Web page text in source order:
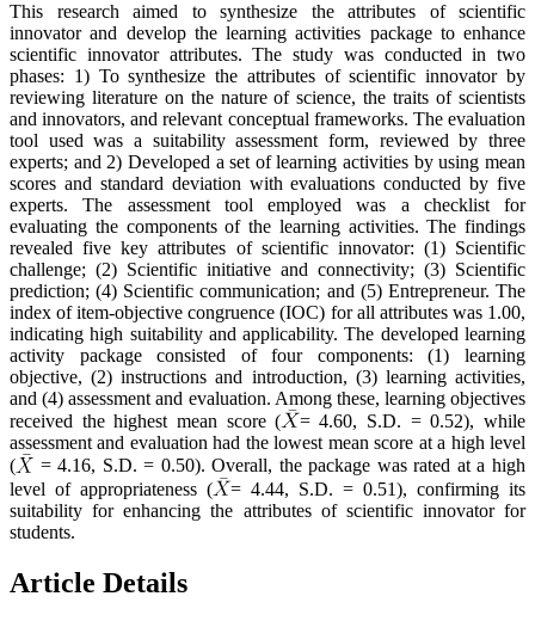
This research aimed to synthesize the attributes of scientific
innovator and develop the learning activities package to enhance
scientific innovator attributes. The study was conducted in two
phases: 1) To synthesize the attributes of scientific innovator by
reviewing literature on the nature of science, the traits of scientists
and innovators, and relevant conceptual frameworks. The evaluation
tool used was a suitability assessment form, reviewed by three
experts; and 2) Developed a set of learning activities by using mean
scores and standard deviation with evaluations conducted by five
experts. The assessment tool employed was a checklist for
evaluating the components of the learning activities. The findings
revealed five key attributes of scientific innovator: (1) Scientific
challenge; (2) Scientific initiative and connectivity; (3) Scientific
prediction; (4) Scientific communication; and (5) Entrepreneur. The
index of item-objective congruence (IOC) for all attributes was 1.00,
indicating high suitability and applicability. The developed learning
activity package consisted of four components: (1) learning
objective, (2) instructions and introduction, (3) learning activities,
and (4) assessment and evaluation. Among these, learning objectives
received the highest mean score (
= 4.60, S.D. = 0.52), while
assessment and evaluation had the lowest mean score at a high level
(
= 4.16, S.D. = 0.50). Overall, the package was rated at a high
level of appropriateness (
= 4.44, S.D. = 0.51), confirming its
suitability for enhancing the attributes of scientific innovator for
students.
Article Details